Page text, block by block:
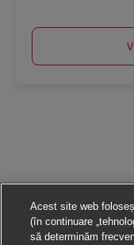
Acest site web
(în continuare
să determinăm